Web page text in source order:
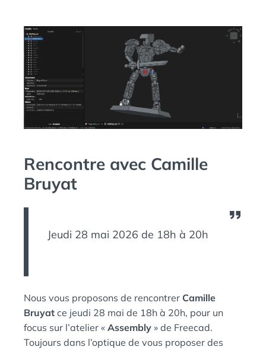
Rencontre avec Camille
Bruyat
Jeudi 28 mai 2026 de 18h à 20h
Nous vous proposons de rencontrer Camille
Bruyat ce jeudi 28 mai de 18h à 20h, pour un
focus sur l’atelier « Assembly » de Freecad.
Toujours dans l’optique de vous proposer des